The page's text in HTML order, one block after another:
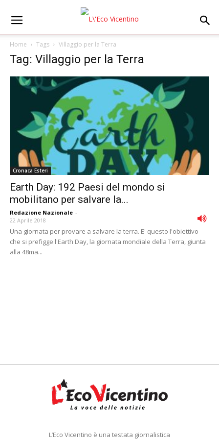
Home Tags Villaggio per la Terra
Tag: Villaggio per la Terra
Cronaca Esteri
Earth Day: 192 Paesi del mondo si
mobilitano per salvare la...
Redazione Nazionale -
22 Aprile 2018
Una giornata per provare a salvare la terra. E' questo l'obiettivo
che si prefigge l'Earth Day, la giornata mondiale della Terra, giunta
alla 48ma...
L’Eco Vicentino è una testata giornalistica